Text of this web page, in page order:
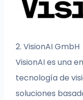
2. VisionAI GmbH
VisionAI es una
tecnología de
soluciones